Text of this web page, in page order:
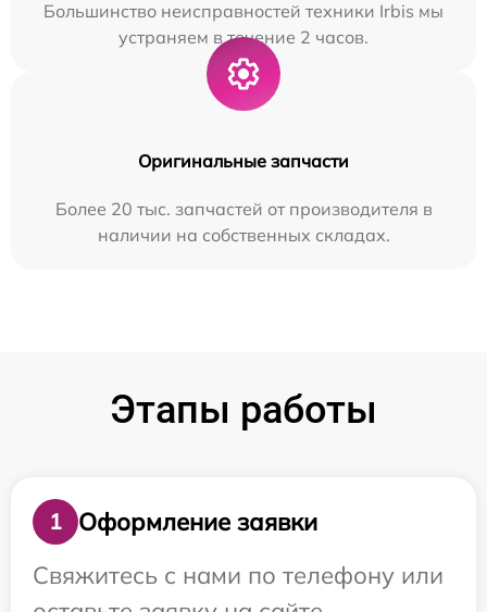
Большинство неисправностей техники Irbis мы
устраняем в течение 2 часов.
Оригинальные запчасти
Более 20 тыс. запчастей от производителя в
наличии на собственных складах.
Этапы работы
1
Оформление заявки
Свяжитесь с нами по телефону или